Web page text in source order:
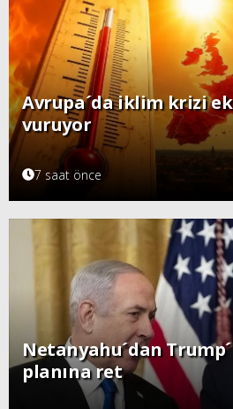
Avrupa´da iklim krizi
vuruyor
7 saat önce
Netanyahu´dan
planına ret